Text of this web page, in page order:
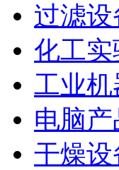
过滤设
化工实
工业机
电脑
干燥设